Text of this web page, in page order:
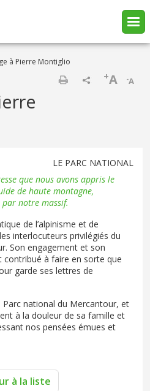
à Pierre Montiglio
-A
+A
LE PARC NATIONAL
que nous avons appris le
de haute montagne,
par notre massif.
de l’alpinisme et de
interlocuteurs privilégiés du
Son engagement et son
à faire en sorte que
garde ses lettres de
national du Mercantour, et
à la douleur de sa famille et
nos pensées émues et
à la liste